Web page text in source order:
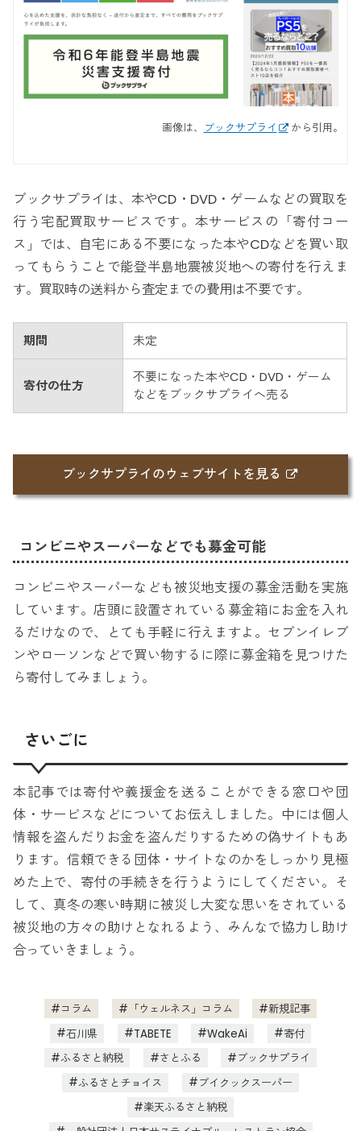
画像は、 ブックサプライ から引用。
ブックサプライは、本やCD・DVD・ゲームなどの買取を
行う宅配買取サービスです。本サービスの「寄付コー
ス」では、自宅にある不要になった本やCDなどを買い取
ってもらうことで能登半島地震被災地への寄付を行えま
す。買取時の送料から査定までの費用は不要です。
期間 未定
寄付の仕方
不要になった本やCD・DVD・ゲーム
などをブックサプライへ売る
ブックサプライのウェブサイトを見る
コンビニやスーパーなどでも募金可能
コンビニやスーパーなども被災地支援の募金活動を実施
しています。店頭に設置されている募金箱にお金を入れ
るだけなので、とても手軽に行えますよ。セブンイレブ
ンやローソンなどで買い物するに際に募金箱を見つけた
ら寄付してみましょう。
さいごに
本記事では寄付や義援金を送ることができる窓口や団
体・サービスなどについてお伝えしました。中には個人
情報を盗んだりお金を盗んだりするための偽サイトもあ
ります。信頼できる団体・サイトなのかをしっかり見極
めた上で、寄付の手続きを行うようにしてください。そ
して、真冬の寒い時期に被災し大変な思いをされている
被災地の方々の助けとなれるよう、みんなで協力し助け
合っていきましょう。
コラム 「ウェルネス」コラム
新規記事
石川県
TABETE WakeAi
寄付
ふるさと納税
さとふる
ブックサプライ
ふるさとチョイス
ブイクックスーパー
楽天ふるさと納税